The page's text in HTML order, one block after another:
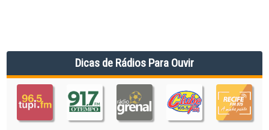
Dicas de Rádios Para Ouvir